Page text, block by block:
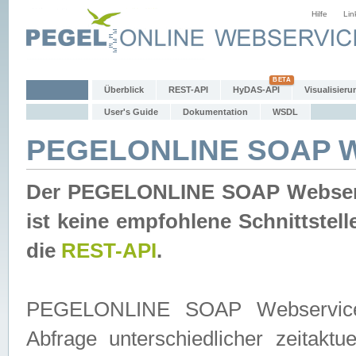
Hilfe
Überblick REST-API HyDAS-API
User's Guide Dokumentation WSDL
PEGELONLINE SOAP
Der PEGELONLINE SOAP
ist keine empfohlene
die REST-API.
PEGELONLINE SOAP
Abfrage unterschiedlicher